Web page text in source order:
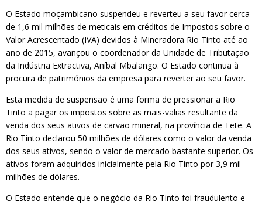
O Estado moçambicano suspendeu e reverteu a seu favor cerca
de 1,6 mil milhões de meticais em créditos de Impostos sobre o
Valor Acrescentado (IVA) devidos à Mineradora Rio Tinto até ao
ano de 2015, avançou o coordenador da Unidade de Tributação
da Indústria Extractiva, Aníbal Mbalango. O Estado continua à
procura de patrimónios da empresa para reverter ao seu favor.
Esta medida de suspensão é uma forma de pressionar a Rio
Tinto a pagar os impostos sobre as mais-valias resultante da
venda dos seus ativos de carvão mineral, na província de Tete. A
Rio Tinto declarou 50 milhões de dólares como o valor da venda
dos seus ativos, sendo o valor de mercado bastante superior. Os
ativos foram adquiridos inicialmente pela Rio Tinto por 3,9 mil
milhões de dólares.
O Estado entende que o negócio da Rio Tinto foi fraudulento e